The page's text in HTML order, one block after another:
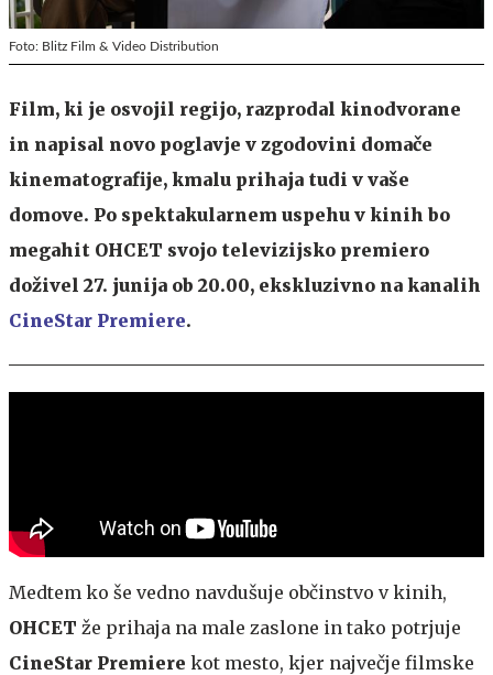
Foto: Blitz Film & Video Distribution
Film, ki je osvojil regijo, razprodal kinodvorane
in napisal novo poglavje v zgodovini domače
kinematografije, kmalu prihaja tudi v vaše
domove. Po spektakularnem uspehu v kinih bo
megahit OHCET svojo televizijsko premiero
doživel 27. junija ob 20.00, ekskluzivno na kanalih
CineStar Premiere.
Medtem ko še vedno navdušuje občinstvo v kinih,
OHCET že prihaja na male zaslone in tako potrjuje
CineStar Premiere kot mesto, kjer največje filmske